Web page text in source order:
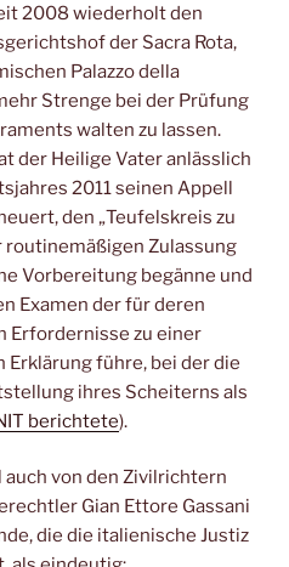
2008 wiederholt den
der Sacra Rota,
Palazzo della
Strenge bei der Prüfung
walten zu lassen.
der Heilige Vater anlässlich
2011 seinen Appell
den „Teufelskreis zu
Zulassung
Vorbereitung begänne und
Examen der für deren
Erfordernisse zu einer
führe, bei der die
ihres Scheiterns als
berichtete).
von den Zivilrichtern
Gian Ettore Gassani
die die italienische Justiz